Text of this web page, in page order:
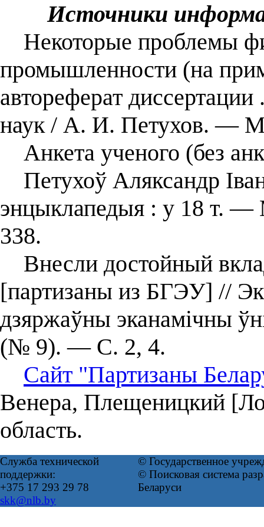
Источники
Некоторые проблемы
промышленности (на
автореферат
наук / А. И. Петухов. ―
Анкета ученого (без
Петухоў Аляксандр
энцыклапедыя : у 18 т.
338.
Внесли достойный
[партизаны из БГЭУ] //
дзяржаўны эканамічны
(№ 9). — С. 2, 4.
Сайт "Партизаны
Венера, Плещеницкий
область.
Служба технической
поддержки:
+375 17 293 29 78
skk@nlb.by
© Государственное
© Поисковая система
Беларуси